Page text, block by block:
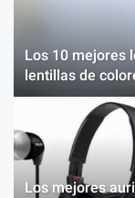
Los 10 mejores
lentillas de
Los mejores